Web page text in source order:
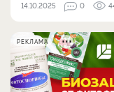
14.10.2025 0
РЕКЛАМА